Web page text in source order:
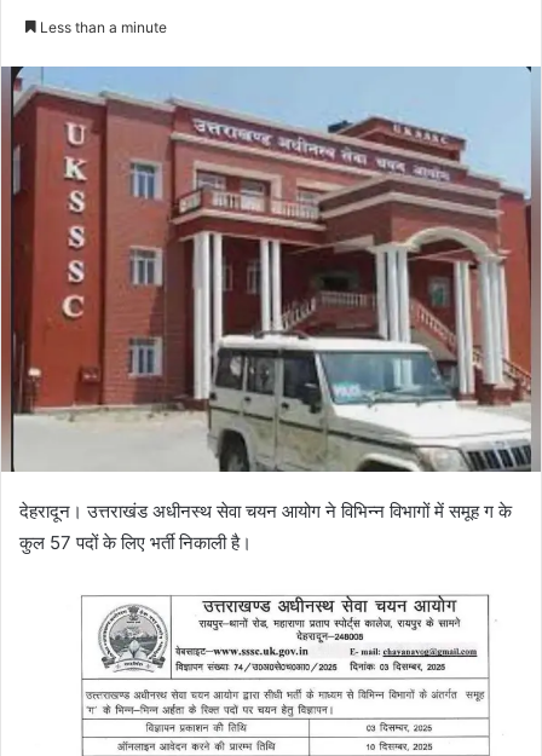
a
e
m
i
l
Less than a minute
देहरादून। उत्तराखंड अधीनस्थ सेवा चयन आयोग ने विभिन्न विभागों में समूह ग के
कुल 57 पदों के लिए भर्ती निकाली है।